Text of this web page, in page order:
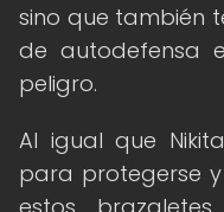
sino que también
de autodefensa
peligro.
Al igual que
para protegerse